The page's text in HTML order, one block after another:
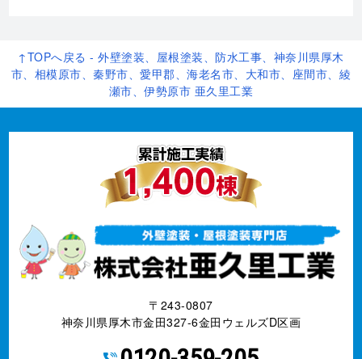
↑TOPへ戻る - 外壁塗装、屋根塗装、防水工事、神奈川県厚木
市、相模原市、秦野市、愛甲郡、海老名市、大和市、座間市、綾
瀬市、伊勢原市 亜久里工業
〒243-0807
神奈川県厚木市金田327-6金田ウェルズD区画